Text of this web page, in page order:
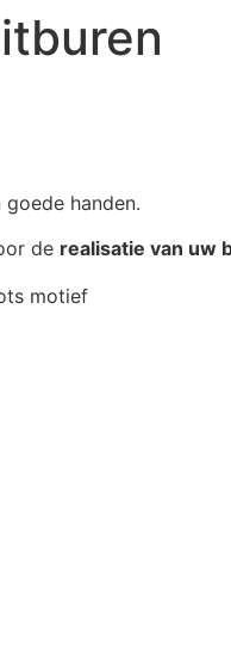
handen.
de realisatie van uw